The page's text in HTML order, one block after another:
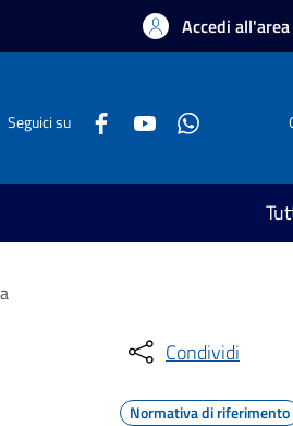
Accedi
Seguici su
Condividi
Normativa di riferimento